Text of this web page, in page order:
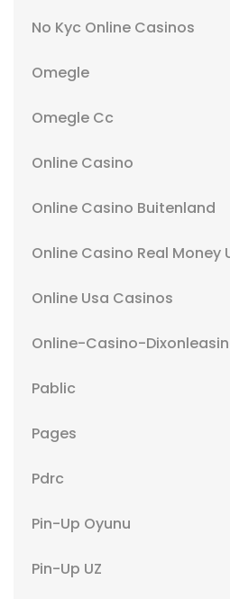
No Kyc Online Casinos
Omegle
Omegle Cc
Online Casino
Online Casino Buitenland
Online Casino Real Money
Online Usa Casinos
Online-Casino-
Pablic
Pages
Pdrc
Pin-Up Oyunu
Pin-Up UZ